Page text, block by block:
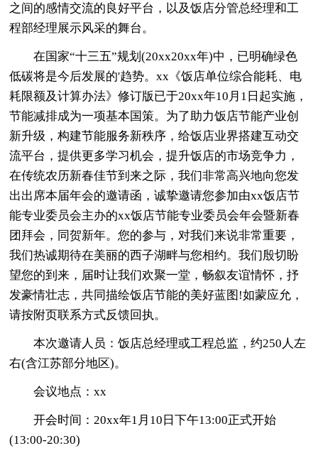
之间的感情交流的良好平台，以及饭店分管总经理和工
程部经理展示风采的舞台。
在国家“十三五”规划(20xx20xx年)中，已明确绿色
低碳将是今后发展的'趋势。xx《饭店单位综合能耗、电
耗限额及计算办法》修订版已于20xx年10月1日起实施，
节能减排成为一项基本国策。为了助力饭店节能产业创
新升级，构建节能服务新秩序，给饭店业界搭建互动交
流平台，提供更多学习机会，提升饭店的市场竞争力，
在传统农历新春佳节到来之际，我们非常高兴地向您发
出出席本届年会的邀请函，诚挚邀请您参加由xx饭店节
能专业委员会主办的xx饭店节能专业委员会年会暨新春
团拜会，同贺新年。您的参与，对我们来说非常重要，
我们热诚期待在美丽的西子湖畔与您相约。我们殷切盼
望您的到来，届时让我们欢聚一堂，畅叙友谊情怀，抒
发豪情壮志，共同描绘饭店节能的美好蓝图!如蒙应允，
请按附页联系方式反馈回执。
本次邀请人员：饭店总经理或工程总监，约250人左
右(含江苏部分地区)。
会议地点：xx
开会时间：20xx年1月10日下午13:00正式开始
(13:00-20:30)